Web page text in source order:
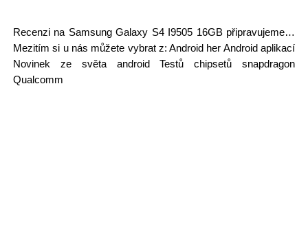
Recenzi na Samsung Galaxy S4 I9505 16GB připravujeme…
Mezitím si u nás můžete vybrat z: Android her Android aplikací
Novinek ze světa android Testů chipsetů snapdragon
Qualcomm